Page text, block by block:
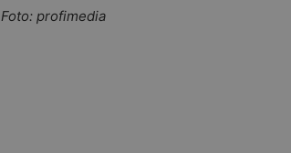
Foto: profimedia